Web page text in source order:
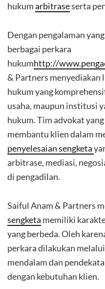
hukumarbitraseserta
Dengan pengalaman
berbagai perkara
hukumhttp://
& Partners menyediakan
hukum yang
usaha, maupun institusi
hukum. Tim advokat
membantu klien dalam
penyelesaian sengketa
arbitrase, mediasi,
di pengadilan.
Saiful Anam & Partners
sengketa memiliki
yang berbeda. Oleh
perkara dilakukan
mendalam dan
dengan kebutuhan klien.